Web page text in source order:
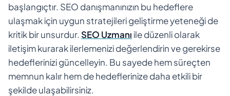
başlangıçtır. SEO danışmanınızın bu hedeflere
ulaşmak için uygun stratejileri geliştirme yeteneği de
kritik bir unsurdur. SEO Uzmanıile düzenli olarak
iletişim kurarak ilerlemenizi değerlendirin ve gerekirse
hedeflerinizi güncelleyin. Bu sayede hem süreçten
memnun kalır hem de hedeflerinize daha etkili bir
şekilde ulaşabilirsiniz.